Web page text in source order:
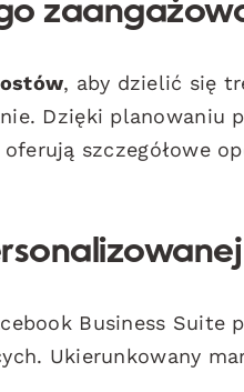
, aby dzielić się
Dzięki planowaniu
oferują szczegółowe
Business Suite
Ukierunkowany